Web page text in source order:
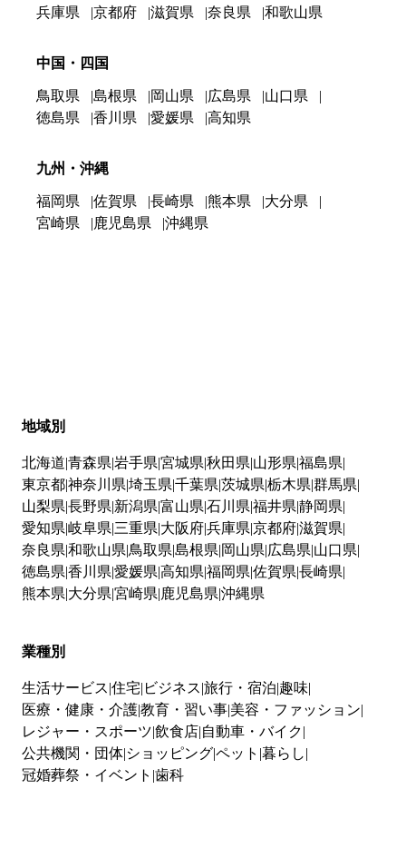
兵庫県
京都府 滋賀県 奈良県 和歌山県
中国・四国
鳥取県 島根県 岡山県 広島県
山口県
徳島県
香川県 愛媛県 高知県
九州・沖縄
福岡県 佐賀県 長崎県 熊本県
大分県
宮崎県
鹿児島県 沖縄県
地域別
北海道 青森県 岩手県 宮城県 秋田県 山形県 福島県
東京都神奈川県 埼玉県 千葉県 茨城県 栃木県 群馬県
山梨県 長野県 新潟県 富山県 石川県 福井県 静岡県
愛知県 岐阜県 三重県 大阪府兵庫県 京都府滋賀県
奈良県 和歌山県 鳥取県 島根県 岡山県 広島県 山口県
徳島県 香川県 愛媛県 高知県 福岡県 佐賀県 長崎県
熊本県 大分県 宮崎県 鹿児島県 沖縄県
業種別
生活サービス 住宅 ビジネス 旅行・宿泊 趣味
医療・健康・介護教育・習い事 美容・ファッション
レジャー・スポーツ 飲食店 自動車・バイク
公共機関・団体 ショッピングペット 暮らし
冠婚葬祭・イベント 歯科